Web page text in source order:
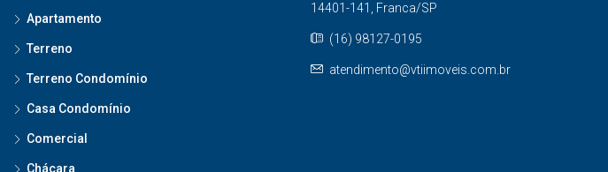
Apartamento
Terreno
Terreno Condomínio
Casa Condomínio
Comercial
Chácara
14401-141, Franca/SP
(16) 98127-0195
atendimento@vtiimoveis.com.br